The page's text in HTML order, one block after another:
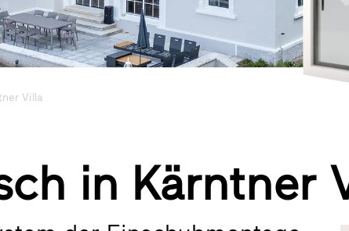
Villa
in Kärntner